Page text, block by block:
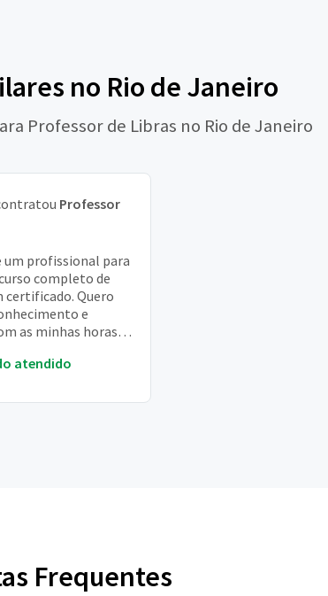
no Rio de Janeiro
Professor de Libras no Rio de Janeiro
Professor
um profissional para
completo de
certificado. Quero
e
as minhas horas
atendido
Frequentes